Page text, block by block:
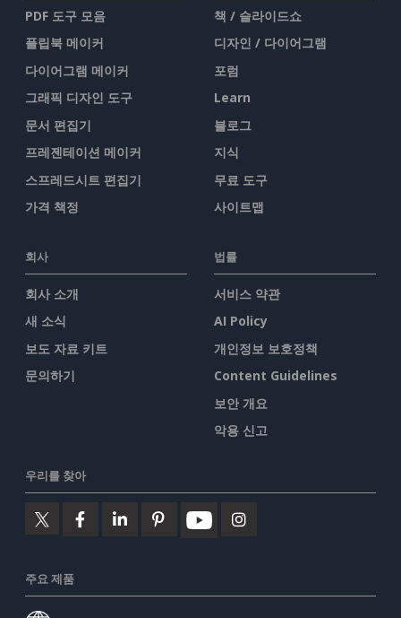
PDF 도구 모음
플립북 메이커
다이어그램 메이커
그래픽 디자인 도구
문서 편집기
프레젠테이션 메이커
스프레드시트 편집기
가격 책정
책 / 슬라이드쇼
디자인 / 다이어그램
포럼
Learn
블로그
지식
무료 도구
사이트맵
회사
회사 소개
새 소식
보도 자료 키트
문의하기
법률
서비스 약관
AI Policy
개인정보 보호정책
Content Guidelines
보안 개요
악용 신고
우리를 찾아
주요 제품